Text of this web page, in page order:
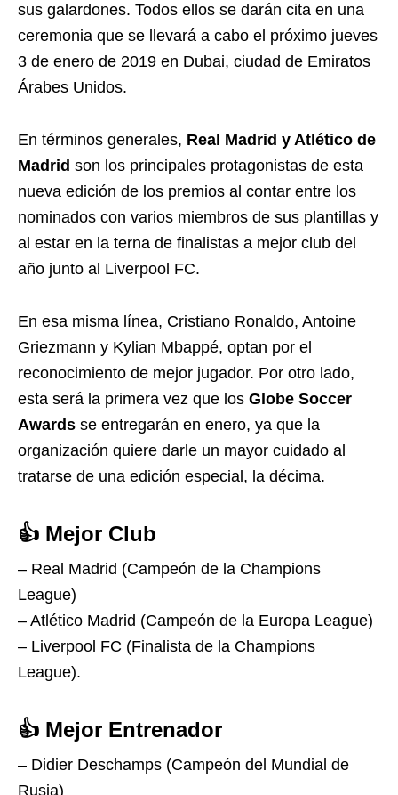
sus galardones. Todos ellos se darán cita en una
ceremonia que se llevará a cabo el próximo jueves
3 de enero de 2019 en Dubai, ciudad de Emiratos
Árabes Unidos.
En términos generales, Real Madrid y Atlético de
Madrid son los principales protagonistas de esta
nueva edición de los premios al contar entre los
nominados con varios miembros de sus plantillas y
al estar en la terna de finalistas a mejor club del
año junto al Liverpool FC.
En esa misma línea, Cristiano Ronaldo, Antoine
Griezmann y Kylian Mbappé, optan por el
reconocimiento de mejor jugador. Por otro lado,
esta será la primera vez que los Globe Soccer
Awards se entregarán en enero, ya que la
organización quiere darle un mayor cuidado al
tratarse de una edición especial, la décima.
👍 Mejor Club
– Real Madrid (Campeón de la Champions
League)
– Atlético Madrid (Campeón de la Europa League)
– Liverpool FC (Finalista de la Champions
League).
👍 Mejor Entrenador
– Didier Deschamps (Campeón del Mundial de
Rusia)